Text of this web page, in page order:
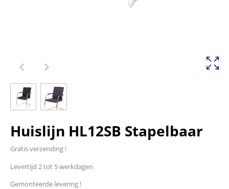
Huislijn HL12SB Stapelbaar
Gratis verzending !
Levertijd 2 tot 5 werkdagen
Gemonteerde levering !